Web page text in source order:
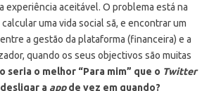
experiência aceitável. O problema está na
uma vida social sã, e encontrar um
a gestão da plataforma (financeira) e a
quando os seus objectivos são muitas
seria o melhor “Para mim” que o Twitter
a appde vez em quando?